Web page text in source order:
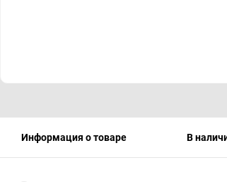
Информация о товаре В